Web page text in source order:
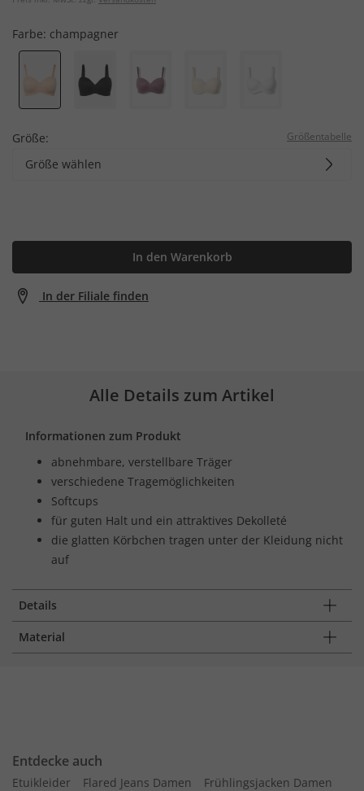
Farbe: champagner
Größe: Größentabelle
Größe wählen
In den Warenkorb
In der Filiale finden
Alle Details zum Artikel
Informationen zum Produkt
abnehmbare, verstellbare Träger
verschiedene Tragemöglichkeiten
Softcups
für guten Halt und ein attraktives Dekolleté
die glatten Körbchen tragen unter der Kleidung nicht
auf
Details
Material
Entdecke auch
Etuikleider Flared Jeans Damen
Frühlingsjacken Damen